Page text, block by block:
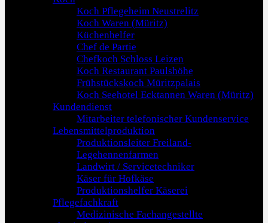
Koch Pflegeheim Neustrelitz
Koch Waren (Müritz)
Küchenhelfer
Chef de Partie
Chefkoch Schloss Leizen
Koch Restaurant Paulshöhe
Frühstückskoch Müritzpalais
Koch Seehotel Ecktannen Waren (Müritz)
Kundendienst
Mitarbeiter telefonischer Kundenservice
Lebensmittelproduktion
Produktionsleiter Freiland-
Legehennenfarmen
Landwirt / Servicetechniker
Käser für Hofkäse
Produktionshelfer Käserei
Pflegefachkraft
Medizinische Fachangestellte